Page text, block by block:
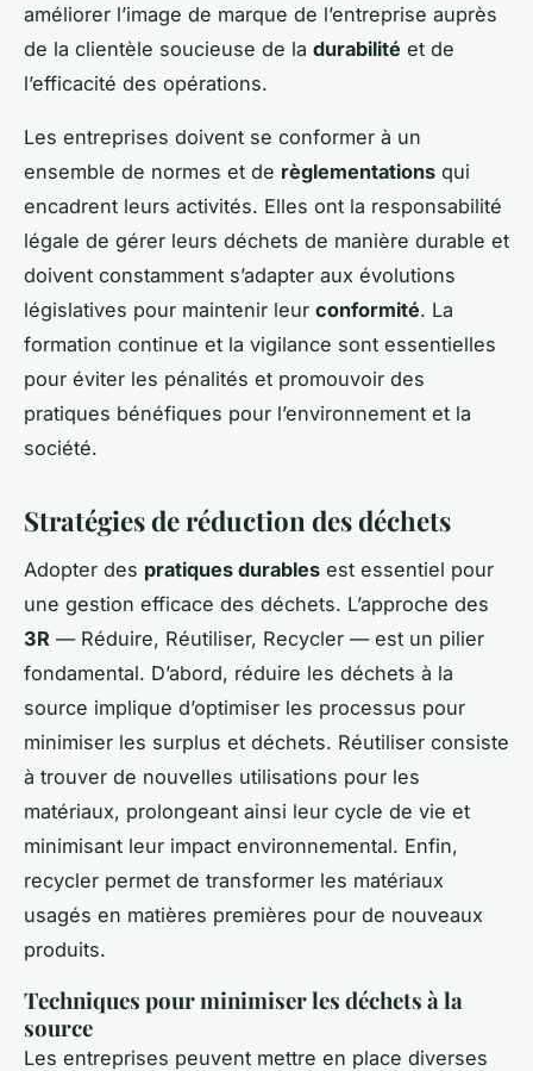
améliorer l’image de marque de l’entreprise auprès
de la clientèle soucieuse de la durabilité et de
l’efficacité des opérations.
Les entreprises doivent se conformer à un
ensemble de normes et de règlementations qui
encadrent leurs activités. Elles ont la responsabilité
légale de gérer leurs déchets de manière durable et
doivent constamment s’adapter aux évolutions
législatives pour maintenir leur conformité. La
formation continue et la vigilance sont essentielles
pour éviter les pénalités et promouvoir des
pratiques bénéfiques pour l’environnement et la
société.
Stratégies de réduction des déchets
Adopter des pratiques durables est essentiel pour
une gestion efficace des déchets. L’approche des
3R — Réduire, Réutiliser, Recycler — est un pilier
fondamental. D’abord, réduire les déchets à la
source implique d’optimiser les processus pour
minimiser les surplus et déchets. Réutiliser consiste
à trouver de nouvelles utilisations pour les
matériaux, prolongeant ainsi leur cycle de vie et
minimisant leur impact environnemental. Enfin,
recycler permet de transformer les matériaux
usagés en matières premières pour de nouveaux
produits.
Techniques pour minimiser les déchets à la
source
Les entreprises peuvent mettre en place diverses